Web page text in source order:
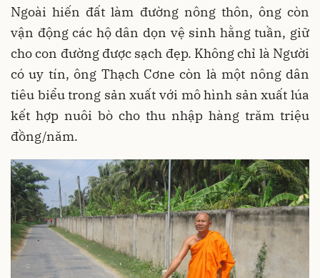
Ngoài hiến đất làm đường nông thôn, ông còn
vận động các hộ dân dọn vệ sinh hằng tuần, giữ
cho con đường được sạch đẹp. Không chỉ là Người
có uy tín, ông Thạch Cơne còn là một nông dân
tiêu biểu trong sản xuất với mô hình sản xuất lúa
kết hợp nuôi bò cho thu nhập hàng trăm triệu
đồng/năm.